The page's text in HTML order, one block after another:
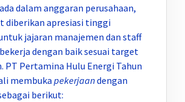
dalam anggaran perusahaan,
diberikan apresiasi tinggi
jajaran manajemen dan staff
dengan baik sesuai target
PT Pertamina Hulu Energi Tahun
membuka pekerjaandengan
berikut: